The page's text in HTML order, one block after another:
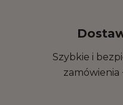
Szybkie i
zamówienia